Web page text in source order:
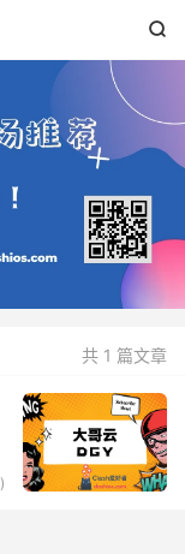

共 1 篇文章
)